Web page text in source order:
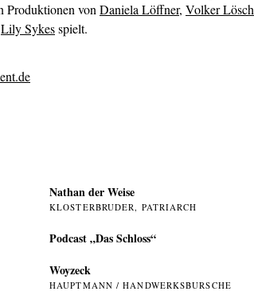
Produktionen von Daniela Löffner, Volker Lösch
Lily Sykesspielt.
Nathan der Weise
KLOSTERBRUDER, PATRIARCH
Podcast „Das Schloss“
Woyzeck
HAUPTMANN / HANDWERKSBURSCHE